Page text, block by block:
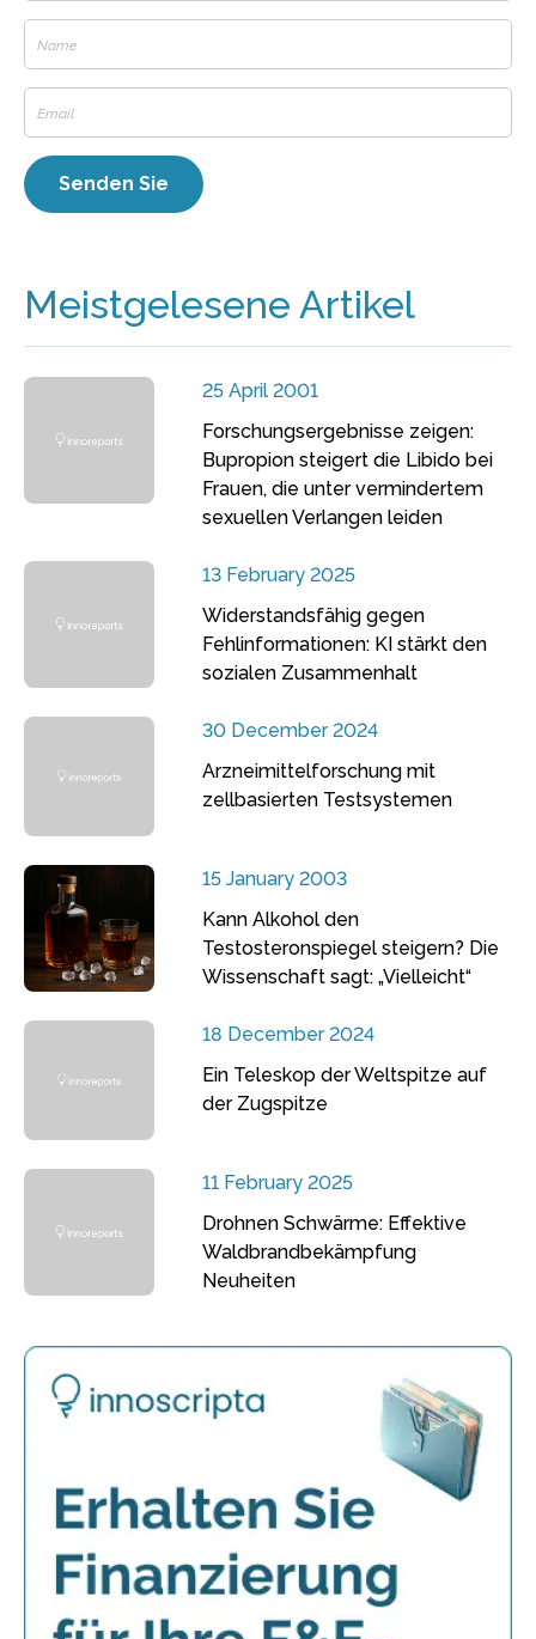
Meistgelesene Artikel
25 April 2001
Forschungsergebnisse zeigen:
Bupropion steigert die Libido bei
Frauen, die unter vermindertem
sexuellen Verlangen leiden
13 February 2025
Widerstandsfähig gegen
Fehlinformationen: KI stärkt den
sozialen Zusammenhalt
30 December 2024
Arzneimittelforschung mit
zellbasierten Testsystemen
15 January 2003
Kann Alkohol den
Testosteronspiegel steigern? Die
Wissenschaft sagt: „Vielleicht“
18 December 2024
Ein Teleskop der Weltspitze auf
der Zugspitze
11 February 2025
Drohnen Schwärme: Effektive
Waldbrandbekämpfung
Neuheiten